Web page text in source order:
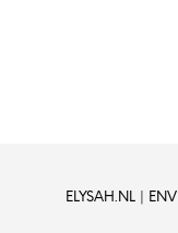
ELYSAH.NL |